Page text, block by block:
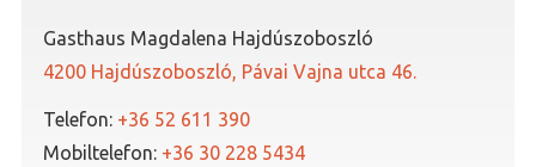
Gasthaus Magdalena Hajdúszoboszló
4200 Hajdúszoboszló, Pávai Vajna utca 46.
Telefon: +36 52 611 390
Mobiltelefon: +36 30 228 5434